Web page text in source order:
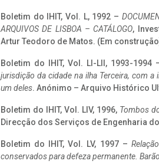
Boletim do IHIT, Vol. L, 1992 –
ARQUIVOS DE LISBOA – CATÁLOGO,
Artur Teodoro de Matos. (Em
Boletim do IHIT, Vol. LI-LII, 1993-1994
jurisdição da cidade na ilha Terceira, com
um deles. Anónimo – Arquivo Histórico
Boletim do IHIT, Vol. LIV, 1996, Tombos
Direcção dos Serviços de Engenharia
Boletim do IHIT, Vol. LV, 1997 –
conservados para defeza permanente.